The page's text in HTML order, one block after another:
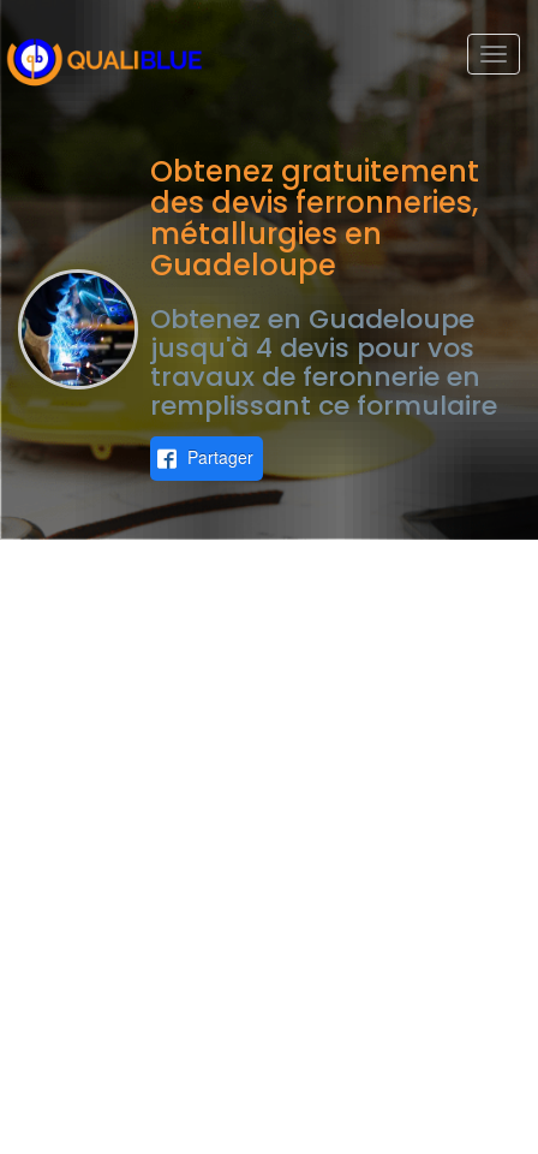
Obtenez gratuitement
des devis ferronneries,
métallurgies en
Guadeloupe
Obtenez en Guadeloupe
jusqu'à 4 devis pour vos
travaux de feronnerie en
remplissant ce formulaire
Partager